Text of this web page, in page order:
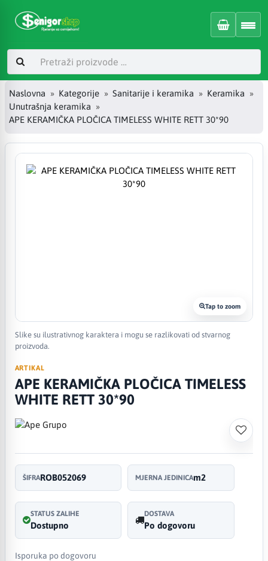
Naslovna Kategorije Sanitarije i keramika
Keramika
Unutrašnja keramika
APE KERAMIČKA PLOČICA TIMELESS WHITE RETT 30*90
Tap to zoom
Slike su ilustrativnog karaktera i mogu se razlikovati od stvarnog
proizvoda.
ARTIKAL
APE KERAMIČKA PLOČICA TIMELESS
WHITE RETT 30*90
ŠIFRAROB052069 MJERNA JEDINICAm2
STATUS ZALIHE
Dostupno
DOSTAVA
Po dogovoru
Isporuka po dogovoru